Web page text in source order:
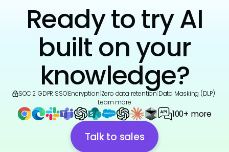
Ready to try AI
built on your
knowledge?
SOC 2|GDPR|SSO|Encryption|Zero data retention|Data Masking (DLP)|
Learn more
100+ more
Talk to sales